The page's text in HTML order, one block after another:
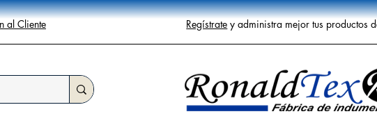
al Cliente Regístrate y administra mejor tus productos